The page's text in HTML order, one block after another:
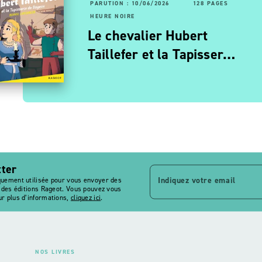
PAGES: 06/11/2025
NOIRE
d'enfer
PARUTION : 10/06/2026
128 PAGES
HEURE NOIRE
Le chevalier Hubert
Taillefer et la Tapisser…
utilisée pour vous envoyer des
éditions Rageot. Vous pouvez vous
plus d’informations, cliquez ici.
Indiquez votre email
NOS LIVRES